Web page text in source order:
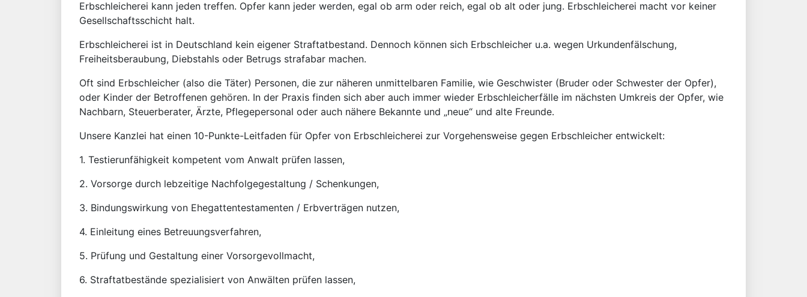
Erbschleicherei kann jeden treffen. Opfer kann jeder werden, egal ob arm oder reich, egal ob alt oder jung. Erbschleicherei macht vor keiner
Gesellschaftsschicht halt.
Erbschleicherei ist in Deutschland kein eigener Straftatbestand. Dennoch können sich Erbschleicher u.a. wegen Urkundenfälschung,
Freiheitsberaubung, Diebstahls oder Betrugs strafabar machen.
Oft sind Erbschleicher (also die Täter) Personen, die zur näheren unmittelbaren Familie, wie Geschwister (Bruder oder Schwester der Opfer),
oder Kinder der Betroffenen gehören. In der Praxis finden sich aber auch immer wieder Erbschleicherfälle im nächsten Umkreis der Opfer, wie
Nachbarn, Steuerberater, Ärzte, Pflegepersonal oder auch nähere Bekannte und „neue“ und alte Freunde.
Unsere Kanzlei hat einen 10-Punkte-Leitfaden für Opfer von Erbschleicherei zur Vorgehensweise gegen Erbschleicher entwickelt:
1. Testierunfähigkeit kompetent vom Anwalt prüfen lassen,
2. Vorsorge durch lebzeitige Nachfolgegestaltung / Schenkungen,
3. Bindungswirkung von Ehegattentestamenten / Erbverträgen nutzen,
4. Einleitung eines Betreuungsverfahren,
5. Prüfung und Gestaltung einer Vorsorgevollmacht,
6. Straftatbestände spezialisiert von Anwälten prüfen lassen,